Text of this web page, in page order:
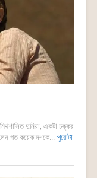
দুনিয়া, একটা চক্কর
গত কয়েক দশকে... পুরোটা